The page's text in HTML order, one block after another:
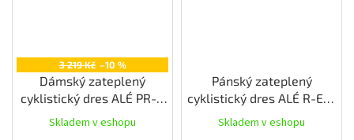
3 219 Kč –10 %
Dámský zateplený
cyklistický dres ALÉ PR-R
STARS, aqua
Skladem v eshopu
Pánský zateplený
cyklistický dres ALÉ R-EV1
WARM RACE, burgundy
Skladem v eshopu